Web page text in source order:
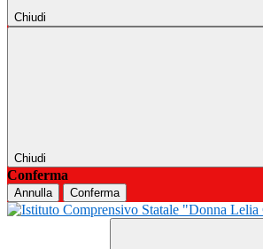
Chiudi
Chiudi
Conferma
Annulla Conferma